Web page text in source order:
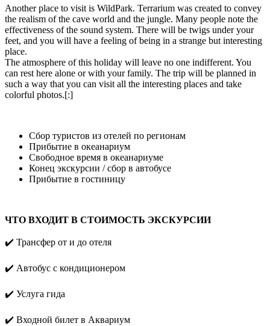
Another place to visit is WildPark. Terrarium was created to convey
the realism of the cave world and the jungle. Many people note the
effectiveness of the sound system. There will be twigs under your
feet, and you will have a feeling of being in a strange but interesting
place.
The atmosphere of this holiday will leave no one indifferent. You
can rest here alone or with your family. The trip will be planned in
such a way that you can visit all the interesting places and take
colorful photos.[:]
Сбор туристов из отелей по регионам
Прибытие в океанариум
Свободное время в океанариуме
Конец экскурсии / сбор в автобусе
Прибытие в гостиницу
ЧТО ВХОДИТ В СТОИМОСТЬ ЭКСКУРСИИ
✔️ Трансфер от и до отеля
✔️ Aвтобус с кондиционером
✔️ Услуга гида
✔️ Входной билет в Аквариум